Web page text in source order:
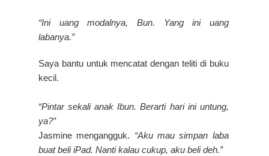
“Ini uang modalnya, Bun. Yang ini uang
labanya.”
Saya bantu untuk mencatat dengan teliti di buku
kecil.
“Pintar sekali anak Ibun. Berarti hari ini untung,
ya?”
Jasmine mengangguk. “Aku mau simpan laba
buat beli iPad. Nanti kalau cukup, aku beli deh.”